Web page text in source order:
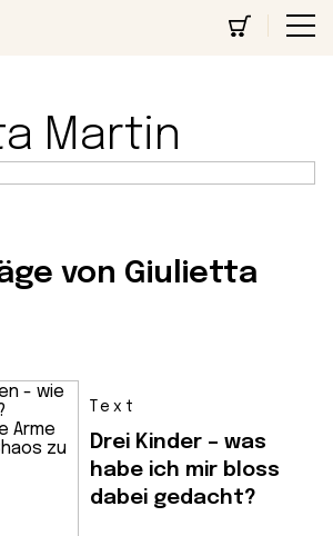
Martin
von Giulietta
Text
Drei Kinder – was
habe ich mir bloss
dabei gedacht?